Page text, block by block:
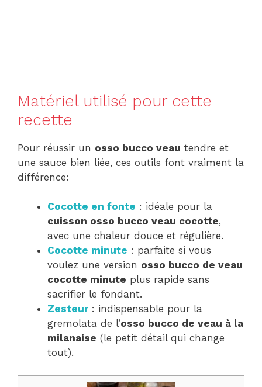
Matériel utilisé pour cette
recette
Pour réussir un osso bucco veau tendre et
une sauce bien liée, ces outils font vraiment la
différence:
Cocotte en fonte : idéale pour la
cuisson osso bucco veau cocotte,
avec une chaleur douce et régulière.
Cocotte minute : parfaite si vous
voulez une version osso bucco de veau
cocotte minute plus rapide sans
sacrifier le fondant.
Zesteur: indispensable pour la
gremolata de l’osso bucco de veau à la
milanaise (le petit détail qui change
tout).